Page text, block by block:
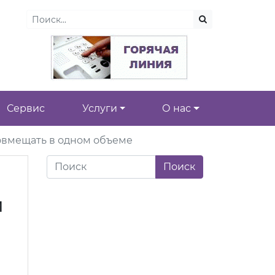
Сервис Услуги О нас
в одном объеме